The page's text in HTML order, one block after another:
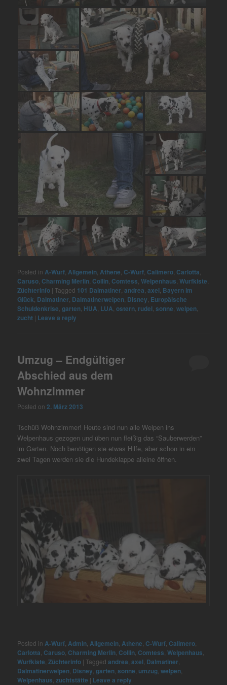
Posted in A-Wurf Allgemein Athene ,C-Wurf ,Calimero ,Carlotta
Caruso ,Charming Merlin ,Collin ,Comtess ,Welpenhaus ,Wurfkiste
Züchterinfo |Tagged 101 Dalmatiner ,andrea ,axel Bayern im
Glück Dalmatiner Dalmatinerwelpen Disney Europäische
Schuldenkrise ,garten HUA LUA ,ostern rudel ,sonne ,welpen
zucht | Leave a reply
Umzug – Endgültiger
Abschied aus dem
Wohnzimmer
Posted on2. März 2013
Tschüß Wohnzimmer! Heute sind nun alle Welpen ins
Welpenhaus gezogen und üben nun fleißig das “Sauberwerden”
im Garten. Noch benötigen sie etwas Hilfe, aber schon in ein
zwei Tagen werden sie die Hundeklappe alleine öffnen.
Posted in A-Wurf Admin Allgemein Athene ,C-Wurf ,Calimero
Carlotta ,Caruso ,Charming Merlin ,Collin ,Comtess ,Welpenhaus
Wurfkiste ,Züchterinfo |Tagged andrea ,axel Dalmatiner
Dalmatinerwelpen Disney ,garten ,sonne umzug ,welpen
Welpenhaus ,zuchtstätte | Leave a reply